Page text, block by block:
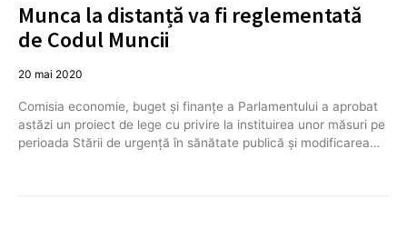
Munca la distanță va fi reglementată
de Codul Muncii
20 mai 2020
Comisia economie, buget și finanțe a Parlamentului a aprobat
astăzi un proiect de lege cu privire la instituirea unor măsuri pe
perioada Stării de urgență în sănătate publică și modificarea…